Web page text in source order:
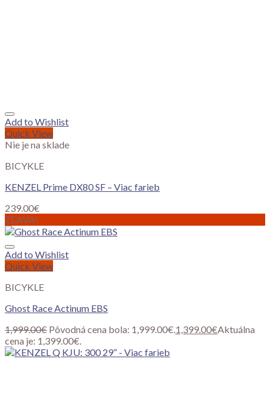
Add to Wishlist
Quick View
Nie je na sklade
BICYKLE
KENZEL Prime DX80 SF – Viac farieb
239.00€
ZĽAVA!
Add to Wishlist
Quick View
BICYKLE
Ghost Race Actinum EBS
1,999.00€ Pôvodná cena bola: 1,999.00€.1,399.00€Aktuálna
cena je: 1,399.00€.